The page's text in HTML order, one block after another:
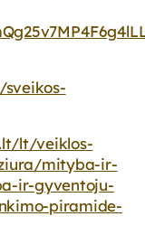
lt/veiklos-
mityba-ir-
ir-gyventoju-
piramide-